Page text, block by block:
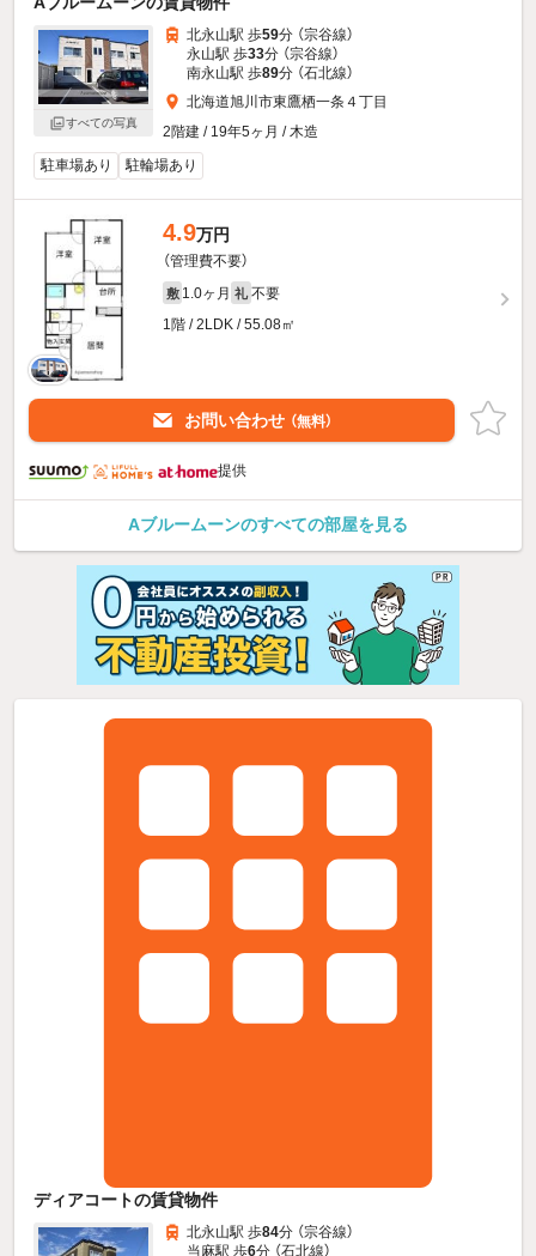
すべての写真
北永山駅 歩59分 （宗谷線）
永山駅 歩33分 （宗谷線）
南永山駅 歩89分 （石北線）
北海道旭川市東鷹栖一条４丁目
2階建 / 19年5ヶ月 / 木造
駐車場あり
駐輪場あり
4.9万円
（管理費不要）
敷 1.0ヶ月 礼 不要
1階 / 2LDK / 55.08㎡
お問い合わせ （無料）
提供
Aブルームーンのすべての部屋を見る
ディアコートの賃貸物件
北永山駅 歩84分 （宗谷線）
当麻駅 歩6分 （石北線）